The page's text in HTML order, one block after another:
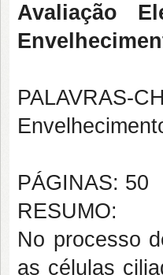
Avaliação
PALAVRAS-
PÁGINAS: 50
RESUMO:
No processo
as células